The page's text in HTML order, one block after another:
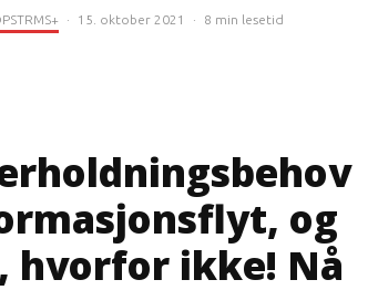
· 15. oktober 2021 · 8 min lesetid
og
hvorfor ikke! Nå